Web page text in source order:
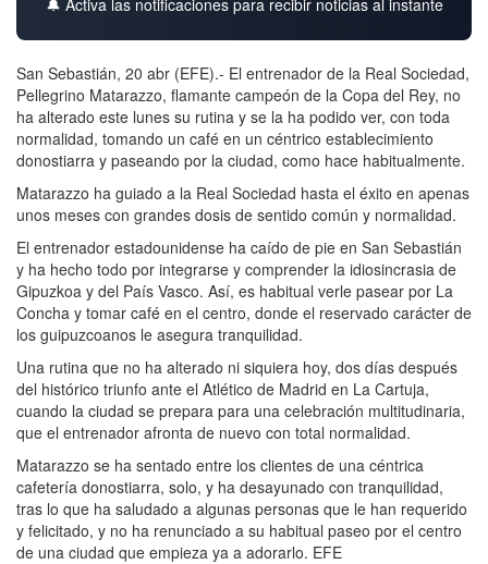
San Sebastián, 20 abr (EFE).- El entrenador de la Real Sociedad,
Pellegrino Matarazzo, flamante campeón de la Copa del Rey, no
ha alterado este lunes su rutina y se la ha podido ver, con toda
normalidad, tomando un café en un céntrico establecimiento
donostiarra y paseando por la ciudad, como hace habitualmente.
Matarazzo ha guiado a la Real Sociedad hasta el éxito en apenas
unos meses con grandes dosis de sentido común y normalidad.
El entrenador estadounidense ha caído de pie en San Sebastián
y ha hecho todo por integrarse y comprender la idiosincrasia de
Gipuzkoa y del País Vasco. Así, es habitual verle pasear por La
Concha y tomar café en el centro, donde el reservado carácter de
los guipuzcoanos le asegura tranquilidad.
Una rutina que no ha alterado ni siquiera hoy, dos días después
del histórico triunfo ante el Atlético de Madrid en La Cartuja,
cuando la ciudad se prepara para una celebración multitudinaria,
que el entrenador afronta de nuevo con total normalidad.
Matarazzo se ha sentado entre los clientes de una céntrica
cafetería donostiarra, solo, y ha desayunado con tranquilidad,
tras lo que ha saludado a algunas personas que le han requerido
y felicitado, y no ha renunciado a su habitual paseo por el centro
de una ciudad que empieza ya a adorarlo. EFE